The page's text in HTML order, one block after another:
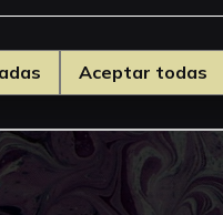
Aceptar todas